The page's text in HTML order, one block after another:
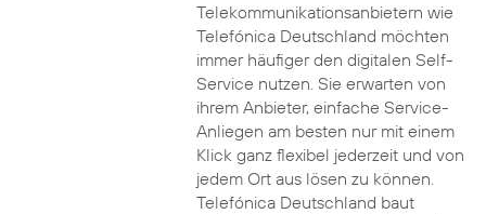
Telekommunikationsanbietern wie
Telefónica Deutschland möchten
immer häufiger den digitalen Self-
Service nutzen. Sie erwarten von
ihrem Anbieter, einfache Service-
Anliegen am besten nur mit einem
Klick ganz flexibel jederzeit und von
jedem Ort aus lösen zu können.
Telefónica Deutschland baut